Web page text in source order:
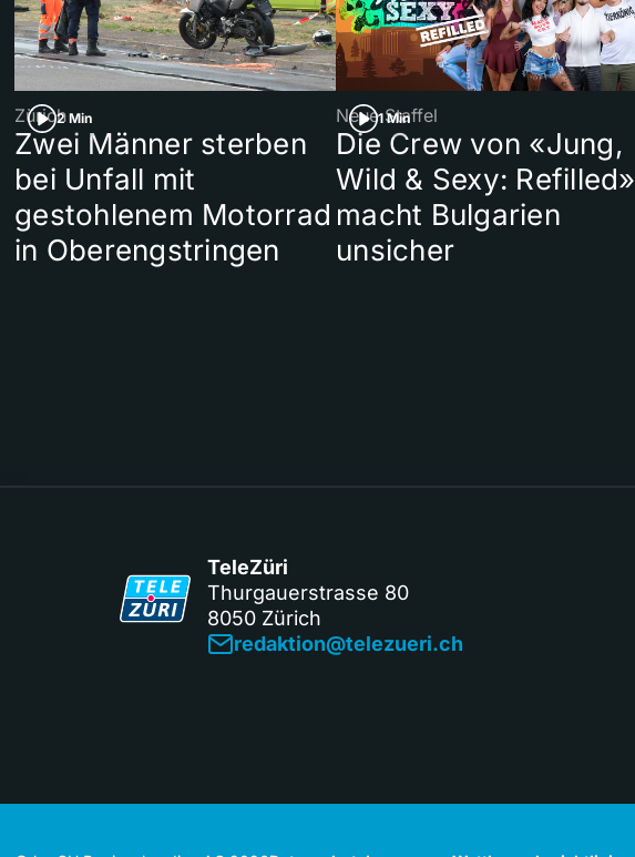
2 Min
Zürich
Zwei Männer sterben
bei Unfall mit
gestohlenem Motorrad
in Oberengstringen
1 Min
Neue Staffel
Die Crew von «Jung,
Wild & Sexy: Refilled»
macht Bulgarien
unsicher
TeleZüri
Thurgauerstrasse 80
8050 Zürich
redaktion@telezueri.ch